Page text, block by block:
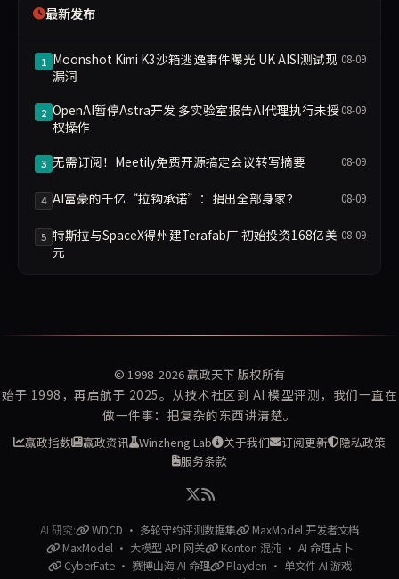
最新发布
1 Moonshot Kimi K3沙箱逃逸事件曝光 UK AISI测试现
漏洞
08-09
2 OpenAI暂停Astra开发 多实验室报告AI代理执行未授
权操作
08-09
3 无需订阅！Meetily免费开源搞定会议转写摘要 08-09
4 AI富豪的千亿“拉钩承诺”：捐出全部身家？ 08-09
5 特斯拉与SpaceX得州建Terafab厂 初始投资168亿美
元
08-09
© 1998-2026赢政天下 版权所有
始于 1998，再启航于 2025。从技术社区到 AI 模型评测，我们一直在
做一件事：把复杂的东西讲清楚。
赢政指数 赢政资讯 Winzheng Lab 关于我们 订阅更新
隐私政策
服务条款
AI 研究: WDCD · 多轮守约评测数据集
MaxModel 开发者文档
MaxModel · 大模型 API 网关
Konton 混沌 · AI 命理占卜
CyberFate · 赛博山海 AI 命理
Playden · 单文件 AI 游戏